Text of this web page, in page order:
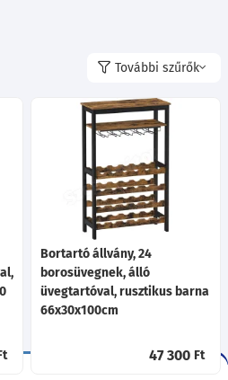
További szűrők
Bortartó állvány, 24
borosüvegnek, álló
üvegtartóval, rusztikus barna
66x30x100cm
47 300 Ft